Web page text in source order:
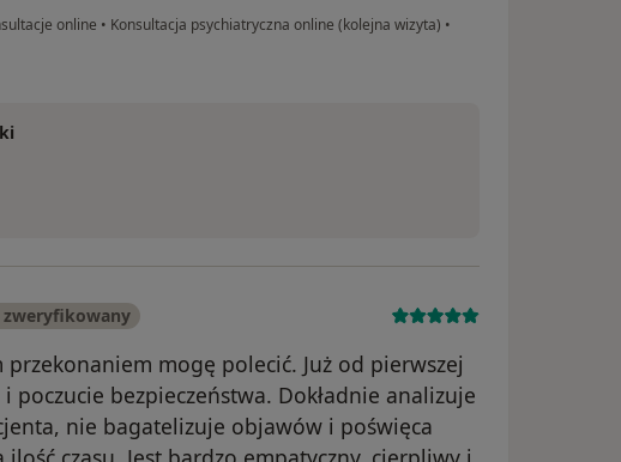
online • Konsultacja psychiatryczna online (kolejna wizyta) •
przekonaniem mogę polecić. Już od pierwszej
poczucie bezpieczeństwa. Dokładnie analizuje
nie bagatelizuje objawów i poświęca